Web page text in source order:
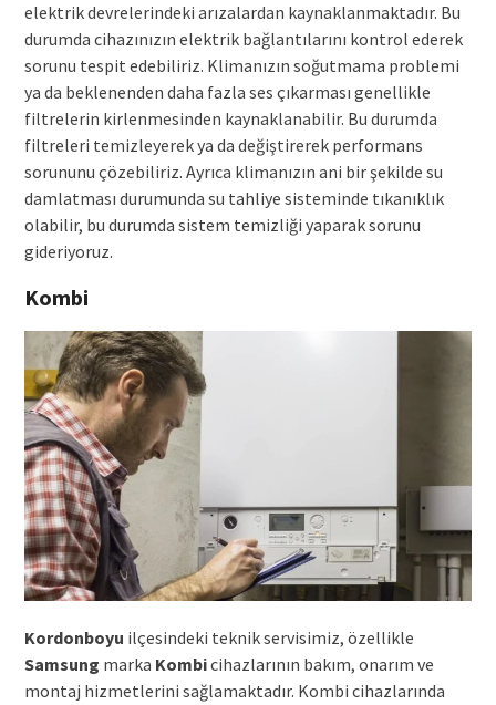
elektrik devrelerindeki arızalardan kaynaklanmaktadır. Bu
durumda cihazınızın elektrik bağlantılarını kontrol ederek
sorunu tespit edebiliriz. Klimanızın soğutmama problemi
ya da beklenenden daha fazla ses çıkarması genellikle
filtrelerin kirlenmesinden kaynaklanabilir. Bu durumda
filtreleri temizleyerek ya da değiştirerek performans
sorununu çözebiliriz. Ayrıca klimanızın ani bir şekilde su
damlatması durumunda su tahliye sisteminde tıkanıklık
olabilir, bu durumda sistem temizliği yaparak sorunu
gideriyoruz.
Kombi
Kordonboyu ilçesindeki teknik servisimiz, özellikle
Samsung marka Kombicihazlarının bakım, onarım ve
montaj hizmetlerini sağlamaktadır. Kombi cihazlarında